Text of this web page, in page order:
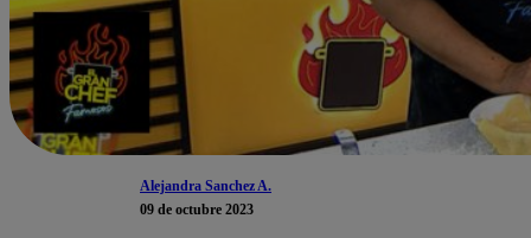
Alejandra Sanchez A.
09 de octubre 2023